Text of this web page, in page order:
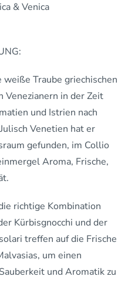
& Venica
Traube griechischen
Venezianern in der Zeit
und Istrien nach
Venetien hat er
gefunden, im Collio
Aroma, Frische,
richtige Kombination
Kürbisgnocchi und der
treffen auf die Frische
um einen
und Aromatik zu